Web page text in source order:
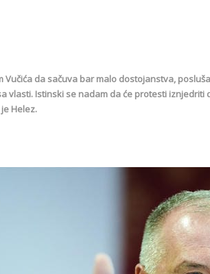
Vučića da sačuva bar malo dostojanstva,
vlasti. Istinski se nadam da će protesti
Helez.